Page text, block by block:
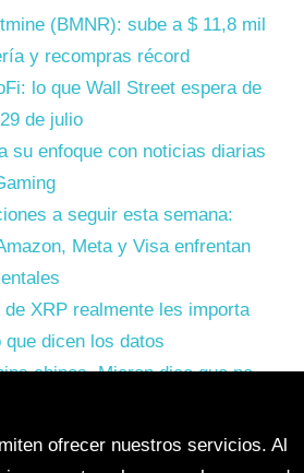
(BMNR): sube a $ 11,8 mil
y recompras récord
lo que Wall Street espera de
de julio
su enfoque con noticias diarias
a seguir esta semana:
Meta y Visa enfrentan
XRP realmente les importa
dicen los datos
chinos. Micron dice que no.
ofrecer nuestros servicios. Al